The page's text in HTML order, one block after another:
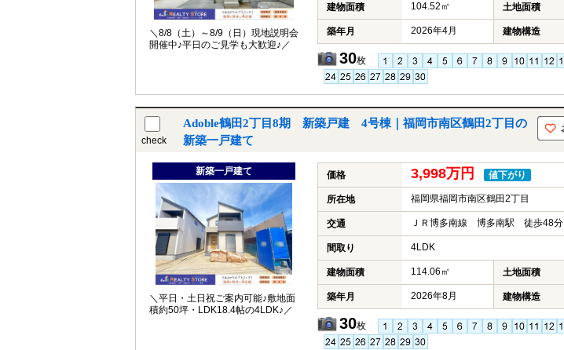
＼8/8（土）～8/9（日）現地説明会
開催中♪平日のご見学も大歓迎♪／
建物面積 104.52㎡ 土地面積
築年月 2026年4月 建物構造
30枚
check
Adoble鶴田2丁目8期 新築戸建 4号棟｜福岡市南区鶴田2丁目の
新築一戸建て
新築一戸建て
＼平日・土日祝ご案内可能♪敷地面
積約50坪・LDK18.4帖の4LDK♪／
価格 3,998万円 値下がり
所在地 福岡県福岡市南区鶴田2丁目
交通 ＪＲ博多南線 博多南駅 徒歩48分
間取り 4LDK
建物面積 114.06㎡ 土地面積
築年月 2026年8月 建物構造
30枚